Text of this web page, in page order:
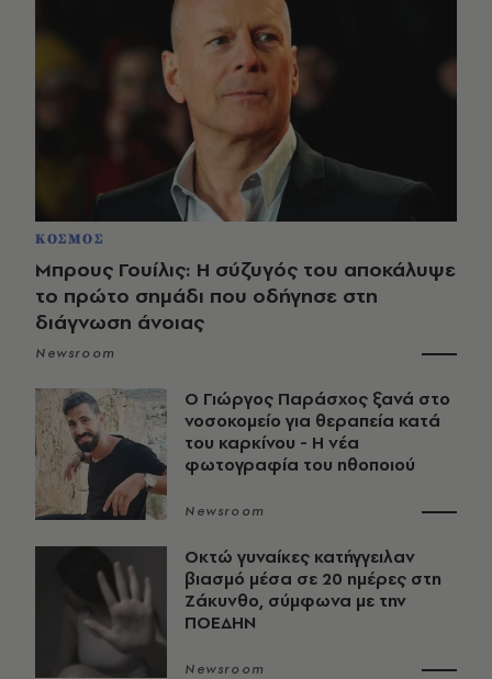
ΚΟΣΜΟΣ
Μπρους Γουίλις: Η σύζυγός του αποκάλυψε
το πρώτο σημάδι που οδήγησε στη
διάγνωση άνοιας
Newsroom
O Γιώργος Παράσχος ξανά στο
νοσοκομείο για θεραπεία κατά
του καρκίνου - Η νέα
φωτογραφία του ηθοποιού
Newsroom
Οκτώ γυναίκες κατήγγειλαν
βιασμό μέσα σε 20 ημέρες στη
Ζάκυνθο, σύμφωνα με την
ΠΟΕΔΗΝ
Newsroom